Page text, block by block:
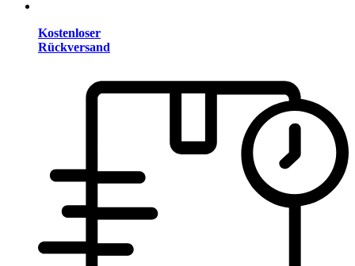
Kostenloser
Rückversand